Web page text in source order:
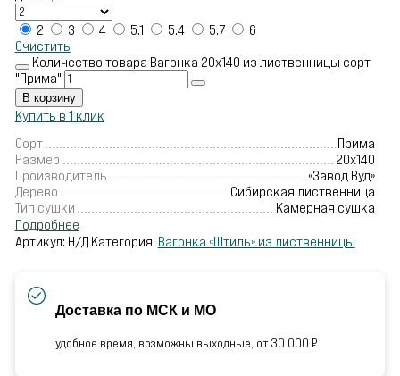
2 3 4 5.1 5.4 5.7
6
Очистить
Количество товара Вагонка 20х140 из лиственницы сорт
"Прима"
В корзину
Купить в 1 клик
Сорт
Прима
Размер
20х140
Производитель
«Завод Вуд»
Дерево
Сибирская лиственница
Тип сушки
Камерная сушка
Подробнее
Артикул: Н/Д Категория: Вагонка «Штиль» из лиственницы
Доставка по МСК и МО
удобное время, возможны выходные, от 30 000 ₽